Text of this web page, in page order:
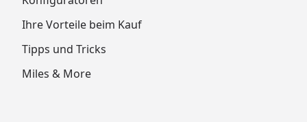
Ihre Vorteile beim Kauf
Tipps und Tricks
Miles & More